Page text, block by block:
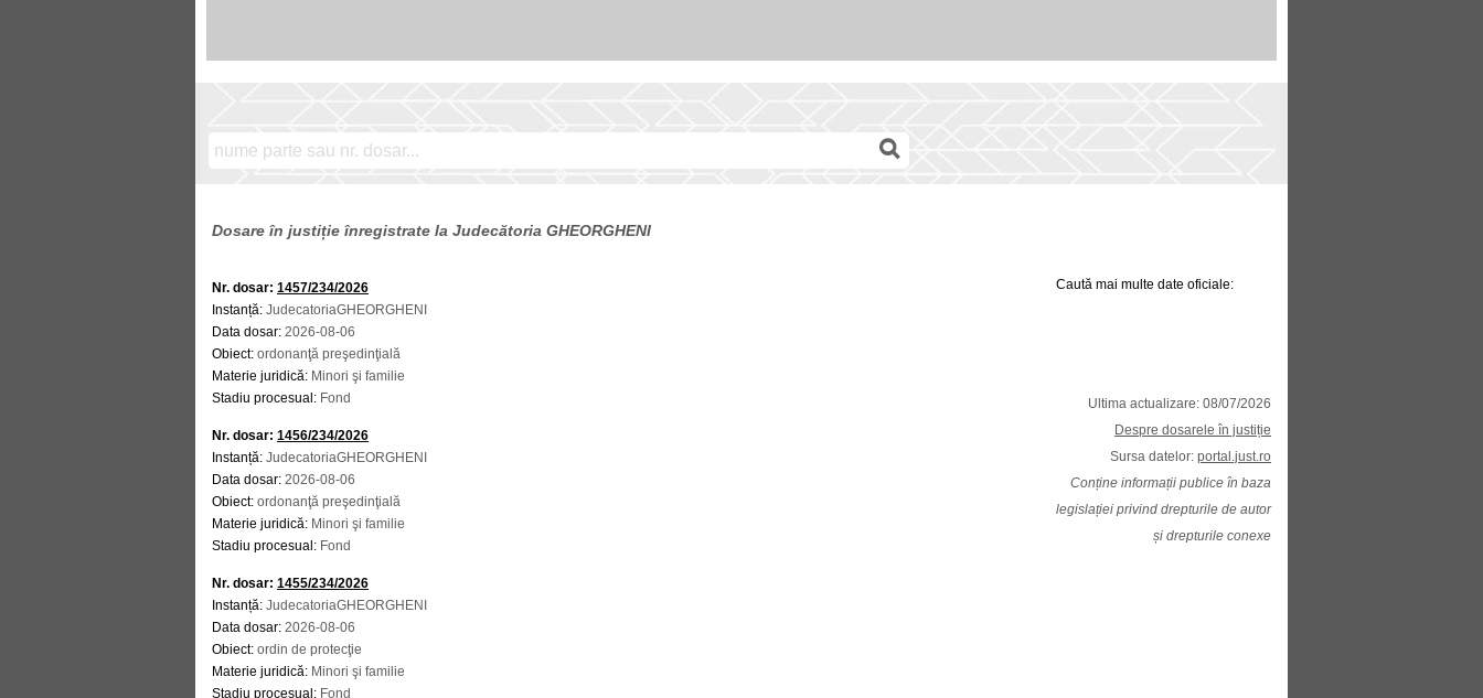
Dosare în justiție înregistrate la Judecătoria GHEORGHENI
Nr. dosar: 1457/234/2026
Instanță: JudecatoriaGHEORGHENI
Data dosar: 2026-08-06
Obiect: ordonanţă preşedinţială
Materie juridică: Minori şi familie
Stadiu procesual: Fond
Nr. dosar: 1456/234/2026
Instanță: JudecatoriaGHEORGHENI
Data dosar: 2026-08-06
Obiect: ordonanţă preşedinţială
Materie juridică: Minori şi familie
Stadiu procesual: Fond
Nr. dosar: 1455/234/2026
Instanță: JudecatoriaGHEORGHENI
Data dosar: 2026-08-06
Obiect: ordin de protecţie
Materie juridică: Minori şi familie
Stadiu procesual: Fond
Caută mai multe date oficiale:
Ultima actualizare: 08/07/2026
Despre dosarele în justiție
Sursa datelor: portal.just.ro
Conține informații publice în baza
legislației privind drepturile de autor
și drepturile conexe